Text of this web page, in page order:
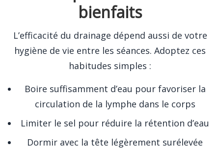
bienfaits
L’efficacité du drainage dépend aussi de votre
hygiène de vie entre les séances. Adoptez ces
habitudes simples :
Boire suffisamment d’eau pour favoriser la
circulation de la lymphe dans le corps
Limiter le sel pour réduire la rétention d’eau
Dormir avec la tête légèrement surélevée